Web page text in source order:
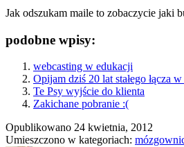
Jak odszukam maile to zobaczycie jaki
podobne wpisy:
webcasting w edukacji
Opijam dziś 20 lat stałego łącza
Te Psy wyjście do klienta
Zakichane pobranie :(
Opublikowano 24 kwietnia, 2012
Umieszczono w kategoriach: